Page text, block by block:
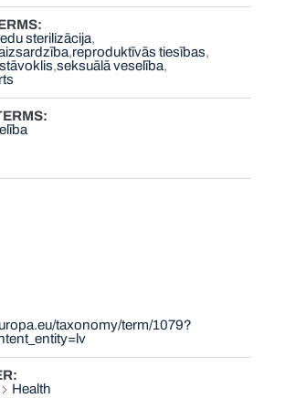
sterilizācija
reproduktīvās tiesības
seksuālā veselība
taxonomy/term/1079?
Health